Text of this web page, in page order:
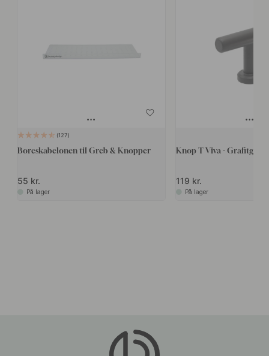
127
Boreskabelonen til Greb & Knopper
55 kr.
På lager
Knop T Viva - Grafitgrå
119 kr.
På lager